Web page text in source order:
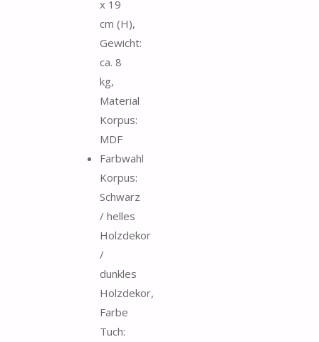
x 19
cm (H),
Gewicht:
ca. 8
kg,
Material
Korpus:
MDF
Farbwahl
Korpus:
Schwarz
/ helles
Holzdekor
/
dunkles
Holzdekor,
Farbe
Tuch: